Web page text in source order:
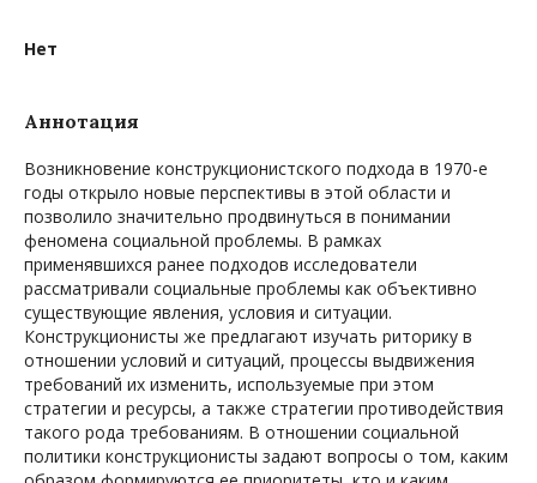
Нет
Аннотация
Возникновение конструкционистского подхода в 1970-е
годы открыло новые перспективы в этой области и
позволило значительно продвинуться в понимании
феномена социальной проблемы. В рамках
применявшихся ранее подходов исследователи
рассматривали социальные проблемы как объективно
существующие явления, условия и ситуации.
Конструкционисты же предлагают изучать риторику в
отношении условий и ситуаций, процессы выдвижения
требований их изменить, используемые при этом
стратегии и ресурсы, а также стратегии противодействия
такого рода требованиям. В отношении социальной
политики конструкционисты задают вопросы о том, каким